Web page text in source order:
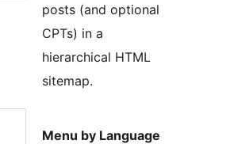
posts (and optional
CPTs) in a
hierarchical HTML
sitemap.
Menu by Language